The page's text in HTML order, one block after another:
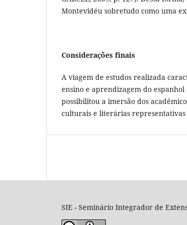
Montevidéu sobretudo como uma
Considerações finais
A viagem de estudos realizada
ensino e aprendizagem do
possibilitou a imersão dos
culturais e literárias
SIE - Seminário Integrador de